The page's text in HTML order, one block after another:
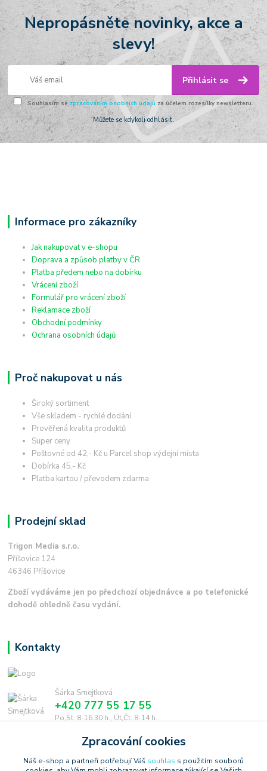
Nepropásněte novinky, akce a
slevy!
Přihlásit se
Souhlasím se zpracováním osobních údajů za účelem rozesílky newsletteru.
Můžete se kdykoli odhlásit.
Informace pro zákazníky
Jak nakupovat v e-shopu
Doprava a způsob platby v ČR
Platba předem nebo na dobírku
Vrácení zboží
Formulář pro vrácení zboží
Reklamace zboží
Obchodní podmínky
Ochrana osobních údajů
Proč nakupovat u nás
Široký sortiment
Vše skladem - rychlé dodání
Prověřená kvalita produktů
Super ceny
Poštovné od 42,- Kč u Parcel shop výdejní místa
Dobírka 45,- Kč
Platba kartou / převodem zdarma
Prodejní sklad
Trigon Media s.r.o.
Příšovice 124
46346 Příšovice
Zboží vydáváme jen po předchozí objednávce a po telefonické
dohodě ohledně času vydání.
Kontakty
Šárka Smejtková
+420 777 55 17 55
Po,St: 8-16.30 h., Út,Čt: 8-14 h.
smejtkova@trigonmedia.czZpracování cookies
Náš e-shop a partneři potřebují Váš souhlas s použitím souborů